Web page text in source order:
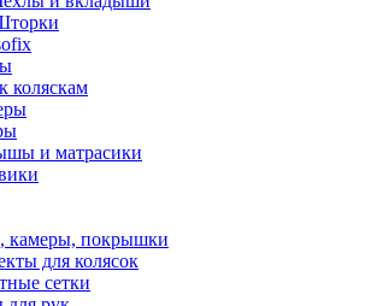
коляскам
и матрасики
камеры, покрышки
для колясок
сетки